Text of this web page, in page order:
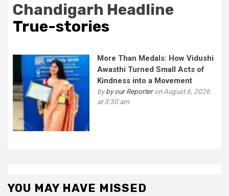
Chandigarh Headline
True-stories
More Than Medals: How Vidushi
Awasthi Turned Small Acts of
Kindness into a Movement
byby our Reporteron August 6, 2026
at 3:30 am
YOU MAY HAVE MISSED